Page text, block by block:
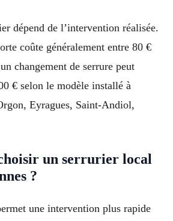
dépend de l’intervention réalisée.
coûte généralement entre 80 €
changement de serrure peut
€ selon le modèle installé à
Eyragues, Saint-Andiol,
un serrurier local
?
une intervention plus rapide